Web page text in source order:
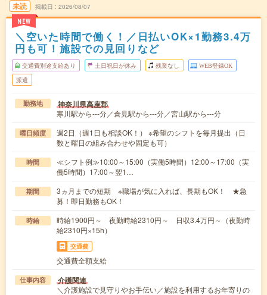
未読
NEW
掲載日 2026/08/07
＼空いた時間で働く！／日払いOK×1勤務3.4万
円も可！施設での見回りなど
交通費別途支給あり 土日祝日が休み 残業なし WEB登録OK
派遣
勤務地 神奈川県高座郡
寒川駅から---分／倉見駅から---分／宮山駅から---分
曜日頻度
週2日（週1日も相談OK！） ※希望のシフトを毎月提出（日
数と曜日の組み合わせや固定も可）
時間
≪シフト例≫10:00～15:00（実働5時間）12:00～17:00（実
働5時間）17:00～翌1…
期間
3ヵ月までの短期 ※職場が気に入れば、長期もOK！ ★急
募！即日勤務もOK！
時給
時給1900円～ 夜勤時給2310円～ 日収3.4万円～（夜勤時
給2310円×15h）
交通費
交通費全額支給
仕事内容 介護関連
＼介護施設で見守りやお手伝い／施設を利用するお年寄りの